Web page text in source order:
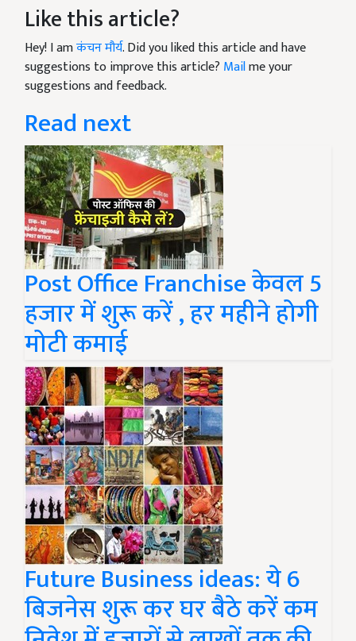
Like this article?
Hey! I amकंचन मौर्य. Did you liked this article and have
suggestions to improve this article? Mailme your
suggestions and feedback.
Read next
Post Office Franchise केवल 5
हजार में शुरू करें , हर महीने होगी
मोटी कमाई
Future Business ideas: ये 6
बिजनेस शुरू कर घर बैठे करें कम